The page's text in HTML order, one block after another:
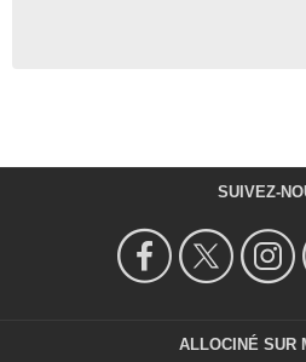
SUIVEZ-
ALLOCINÉ SUR